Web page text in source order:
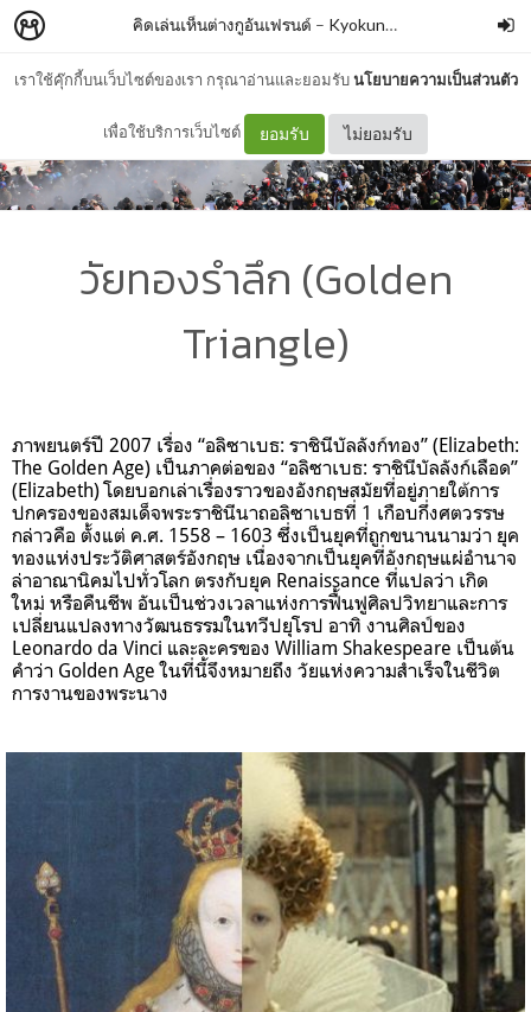
เราใช้คุ๊กกี้บนเว็บไซต์ของเรา กรุณาอ่านและยอมรับนโยบายความเป็นส่วนตัว
เพื่อใช้บริการเว็บไซต์ ยอมรับ ไม่ยอมรับ
คิดเล่นเห็นต่างกูอันเฟรนด์ – Kyokung Worawut K
วัยทองรำลึก (Golden
Triangle)
ภาพยนตร์ปี 2007 เรื่อง “อลิซาเบธ: ราชินีบัลลังก์ทอง” (Elizabeth:
The Golden Age) เป็นภาคต่อของ “อลิซาเบธ: ราชินีบัลลังก์เลือด”
(Elizabeth) โดยบอกเล่าเรื่องราวของอังกฤษสมัยที่อยู่ภายใต้การ
ปกครองของสมเด็จพระราชินีนาถอลิซาเบธที่ 1 เกือบกึ่งศตวรรษ
กล่าวคือ ตั้งแต่ ค.ศ. 1558 – 1603 ซึ่งเป็นยุคที่ถูกขนานนามว่า ยุค
ทองแห่งประวัติศาสตร์อังกฤษ เนื่องจากเป็นยุคที่อังกฤษแผ่อำนาจ
ล่าอาณานิคมไปทั่วโลก ตรงกับยุค Renaissance ที่แปลว่า เกิด
ใหม่ หรือคืนชีพ อันเป็นช่วงเวลาแห่งการฟื้นฟูศิลปวิทยาและการ
เปลี่ยนแปลงทางวัฒนธรรมในทวีปยุโรป อาทิ งานศิลป์ของ
Leonardo da Vinci และละครของ William Shakespeare เป็นต้น
คำว่า Golden Age ในที่นี้จึงหมายถึง วัยแห่งความสำเร็จในชีวิต
การงานของพระนาง